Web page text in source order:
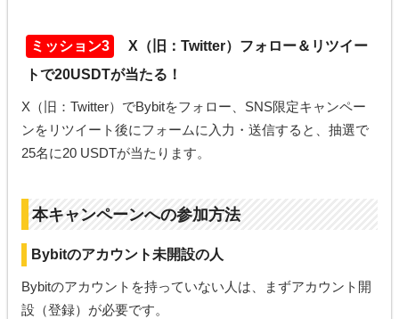
ミッション3
X（旧：Twitter）フォロー＆リツイー
トで20USDTが当たる！
X（旧：Twitter）でBybitをフォロー、SNS限定キャンペー
ンをリツイート後にフォームに入力・送信すると、抽選で
25名に20 USDTが当たります。
本キャンペーンへの参加方法
Bybitのアカウント未開設の人
Bybitのアカウントを持っていない人は、まずアカウント開
設（登録）が必要です。